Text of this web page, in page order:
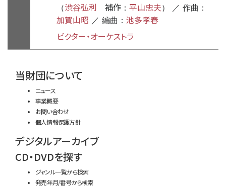
（渋谷弘利 補作 ： 平山忠夫） ／ 作曲：
加賀山昭 ／ 編曲： 池多孝春
ビクター・オーケストラ
当財団について
ニュース
事業概要
お問い合わせ
個人情報保護方針
デジタルアーカイブ
CD・DVDを探す
ジャンル一覧から検索
発売年月/番号から検索